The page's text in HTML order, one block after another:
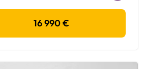
16 990 €